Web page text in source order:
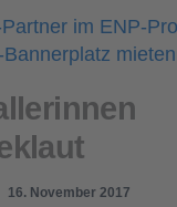
16. November 2017